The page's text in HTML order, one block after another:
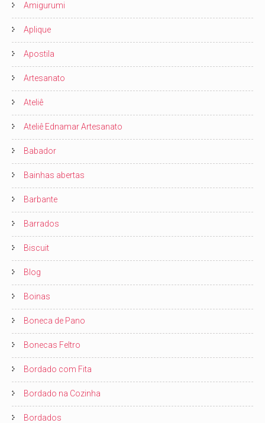
Amigurumi
Aplique
Apostila
Artesanato
Ateliê
Ateliê Ednamar Artesanato
Babador
Bainhas abertas
Barbante
Barrados
Biscuit
Blog
Boinas
Boneca de Pano
Bonecas Feltro
Bordado com Fita
Bordado na Cozinha
Bordados